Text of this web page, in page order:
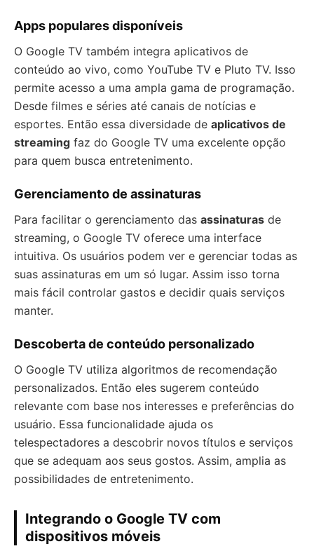
Apps populares disponíveis
O Google TV também integra aplicativos de
conteúdo ao vivo, como YouTube TV e Pluto TV. Isso
permite acesso a uma ampla gama de programação.
Desde filmes e séries até canais de notícias e
esportes. Então essa diversidade de aplicativos de
streaming faz do Google TV uma excelente opção
para quem busca entretenimento.
Gerenciamento de assinaturas
Para facilitar o gerenciamento das assinaturas de
streaming, o Google TV oferece uma interface
intuitiva. Os usuários podem ver e gerenciar todas as
suas assinaturas em um só lugar. Assim isso torna
mais fácil controlar gastos e decidir quais serviços
manter.
Descoberta de conteúdo personalizado
O Google TV utiliza algoritmos de recomendação
personalizados. Então eles sugerem conteúdo
relevante com base nos interesses e preferências do
usuário. Essa funcionalidade ajuda os
telespectadores a descobrir novos títulos e serviços
que se adequam aos seus gostos. Assim, amplia as
possibilidades de entretenimento.
Integrando o Google TV com
dispositivos móveis